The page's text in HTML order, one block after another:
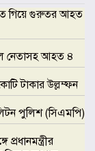
গিয়ে গুরুতর আহত
নেতাসহ আহত ৪
টাকার উল্লম্ফন
পুলিশ (সিএমপি)
প্রধানমন্ত্রীর